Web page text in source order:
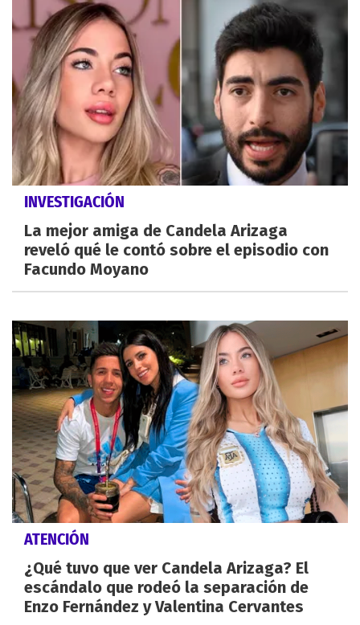
INVESTIGACIÓN
La mejor amiga de Candela Arizaga
reveló qué le contó sobre el episodio con
Facundo Moyano
ATENCIÓN
¿Qué tuvo que ver Candela Arizaga? El
escándalo que rodeó la separación de
Enzo Fernández y Valentina Cervantes